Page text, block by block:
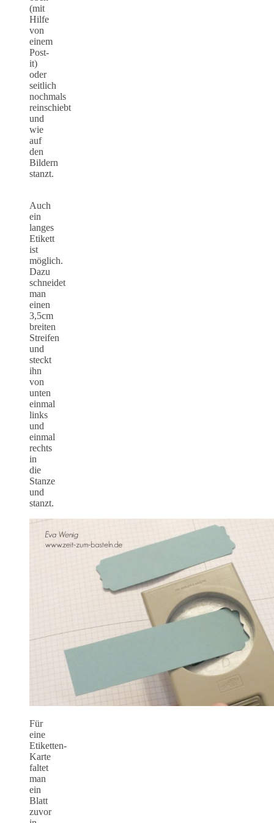
(mit
Hilfe
von
einem
Post-
it)
oder
seitlich
nochmals
reinschiebt
und
wie
auf
den
Bildern
stanzt.
Auch
ein
langes
Etikett
ist
möglich.
Dazu
schneidet
man
einen
3,5cm
breiten
Streifen
und
steckt
ihn
von
unten
einmal
links
und
einmal
rechts
in
die
Stanze
und
stanzt.
Für
eine
Etiketten-
Karte
faltet
man
ein
Blatt
zuvor